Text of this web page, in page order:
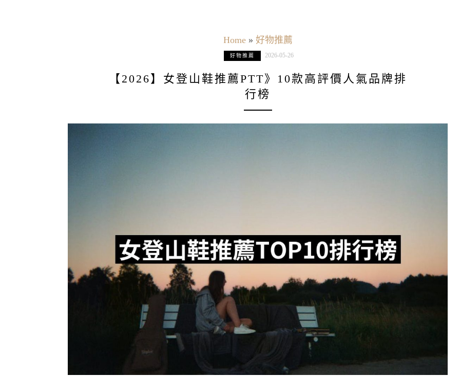
Home» 好物推薦
好物推薦 2026-05-26
【2026】女登山鞋推薦PTT》10款高評價人氣品牌排
行榜